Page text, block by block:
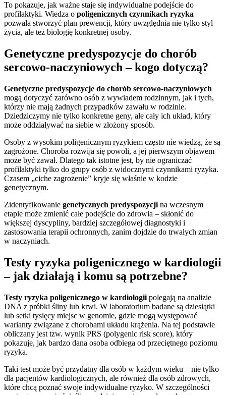
To pokazuje, jak ważne staje się indywidualne podejście do
profilaktyki. Wiedza o poligenicznych czynnikach ryzyka
pozwala stworzyć plan prewencji, który uwzględnia nie tylko styl
życia, ale też biologię konkretnej osoby.
Genetyczne predyspozycje do chorób
sercowo-naczyniowych – kogo dotyczą?
Genetyczne predyspozycje do chorób sercowo-naczyniowych
mogą dotyczyć zarówno osób z wywiadem rodzinnym, jak i tych,
którzy nie mają żadnych przypadków zawału w rodzinie.
Dziedziczymy nie tylko konkretne geny, ale cały ich układ, który
może oddziaływać na siebie w złożony sposób.
Osoby z wysokim poligenicznym ryzykiem często nie wiedzą, że są
zagrożone. Choroba rozwija się powoli, a jej pierwszym objawem
może być zawał. Dlatego tak istotne jest, by nie ograniczać
profilaktyki tylko do grupy osób z widocznymi czynnikami ryzyka.
Czasem „ciche zagrożenie” kryje się właśnie w kodzie
genetycznym.
Zidentyfikowanie genetycznych predyspozycji na wczesnym
etapie może zmienić całe podejście do zdrowia – skłonić do
większej dyscypliny, bardziej szczegółowej diagnostyki i
zastosowania terapii ochronnych, zanim dojdzie do trwałych zmian
w naczyniach.
Testy ryzyka poligenicznego w kardiologii
– jak działają i komu są potrzebne?
Testy ryzyka poligenicznego w kardiologii polegają na analizie
DNA z próbki śliny lub krwi. W laboratorium badane są dziesiątki
lub setki tysięcy miejsc w genomie, gdzie mogą występować
warianty związane z chorobami układu krążenia. Na tej podstawie
obliczany jest tzw. wynik PRS (polygenic risk score), który
pokazuje, jak bardzo dana osoba odbiega od przeciętnego poziomu
ryzyka.
Taki test może być przydatny dla osób w każdym wieku – nie tylko
dla pacjentów kardiologicznych, ale również dla osób zdrowych,
które chcą poznać swoje indywidualne ryzyko. W szczególności